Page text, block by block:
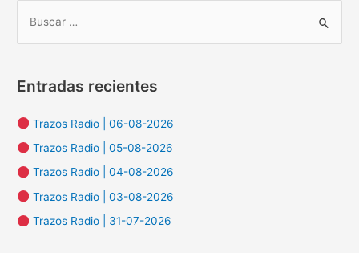
u
c
p
o
r
:
Entradas recientes
Trazos Radio | 06-08-2026
Trazos Radio | 05-08-2026
Trazos Radio | 04-08-2026
Trazos Radio | 03-08-2026
Trazos Radio | 31-07-2026